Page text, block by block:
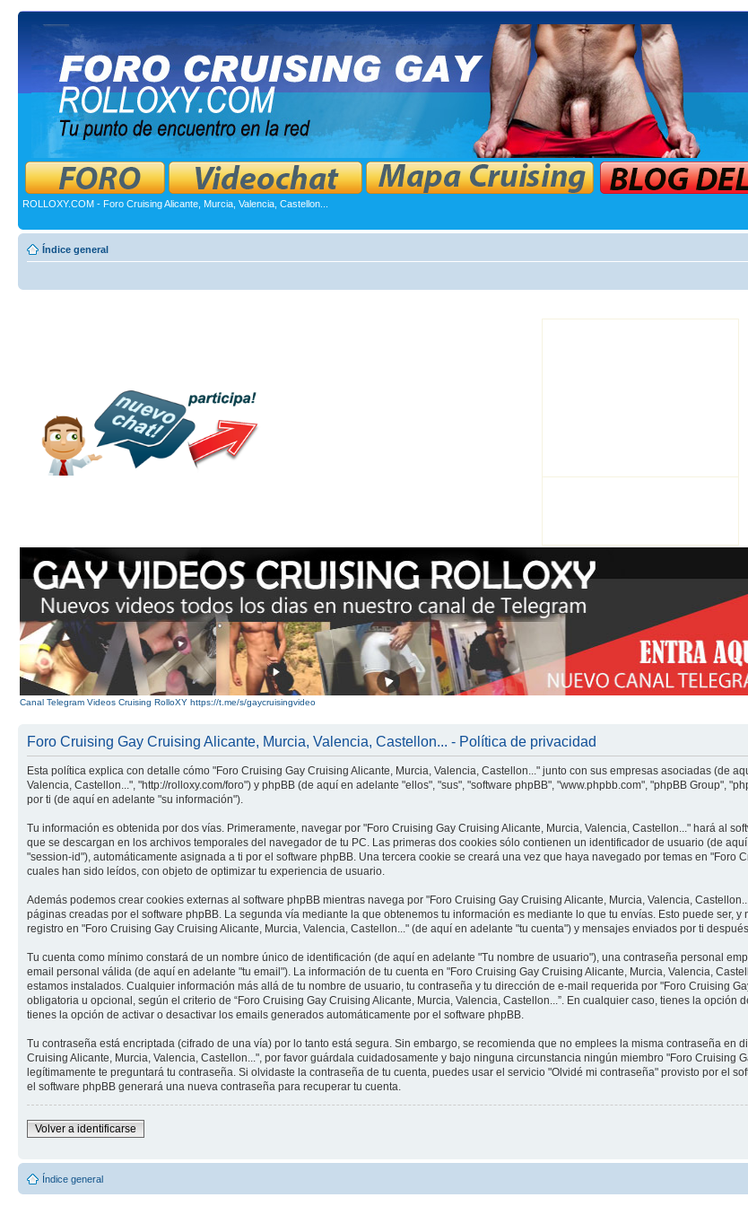
ROLLOXY.COM - Foro Cruising Alicante, Murcia, Valencia, Castellon...
Índice general
Canal Telegram Videos Cruising RolloXY https://t.me/s/gaycruisingvideo
Foro Cruising Gay Cruising Alicante, Murcia, Valencia, Castellon... - Política de privacidad
Esta política explica con detalle cómo "Foro Cruising Gay Cruising Alicante, Murcia, Valencia, Castellon..." junto con sus empresas asociadas (de
Valencia, Castellon...", "http://rolloxy.com/foro") y phpBB (de aquí en adelante "ellos", "sus", "software phpBB", "www.phpbb.com", "phpBB Group",
por ti (de aquí en adelante "su información").
Tu información es obtenida por dos vías. Primeramente, navegar por "Foro Cruising Gay Cruising Alicante, Murcia, Valencia, Castellon..." hará al
que se descargan en los archivos temporales del navegador de tu PC. Las primeras dos cookies sólo contienen un identificador de usuario (de
"session-id"), automáticamente asignada a ti por el software phpBB. Una tercera cookie se creará una vez que haya navegado por temas en "Foro
cuales han sido leídos, con objeto de optimizar tu experiencia de usuario.
Además podemos crear cookies externas al software phpBB mientras navega por "Foro Cruising Gay Cruising Alicante, Murcia, Valencia,
páginas creadas por el software phpBB. La segunda vía mediante la que obtenemos tu información es mediante lo que tu envías. Esto puede ser,
registro en "Foro Cruising Gay Cruising Alicante, Murcia, Valencia, Castellon..." (de aquí en adelante "tu cuenta") y mensajes enviados por ti
Tu cuenta como mínimo constará de un nombre único de identificación (de aquí en adelante "Tu nombre de usuario"), una contraseña personal
email personal válida (de aquí en adelante "tu email"). La información de tu cuenta en "Foro Cruising Gay Cruising Alicante, Murcia, Valencia,
estamos instalados. Cualquier información más allá de tu nombre de usuario, tu contraseña y tu dirección de e-mail requerida por "Foro Cruising
obligatoria u opcional, según el criterio de “Foro Cruising Gay Cruising Alicante, Murcia, Valencia, Castellon...”. En cualquier caso, tienes la
tienes la opción de activar o desactivar los emails generados automáticamente por el software phpBB.
Tu contraseña está encriptada (cifrado de una vía) por lo tanto está segura. Sin embargo, se recomienda que no emplees la misma contraseña en
Cruising Alicante, Murcia, Valencia, Castellon...", por favor guárdala cuidadosamente y bajo ninguna circunstancia ningún miembro "Foro Cruising
legítimamente te preguntará tu contraseña. Si olvidaste la contraseña de tu cuenta, puedes usar el servicio "Olvidé mi contraseña" provisto por el
el software phpBB generará una nueva contraseña para recuperar tu cuenta.
Volver a identificarse
Índice general